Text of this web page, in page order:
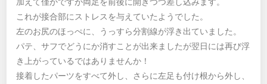
これが接合部にストレスを与えていたようでした。
左のお尻のほっぺに、うっすら分割線が浮き出ていました。
パテ、サフでどうにか消すことが出来ましたが翌日には再び浮
き上がっているではありませんか！
接着したパーツをすべて外し、さらに左足も付け根から外し、